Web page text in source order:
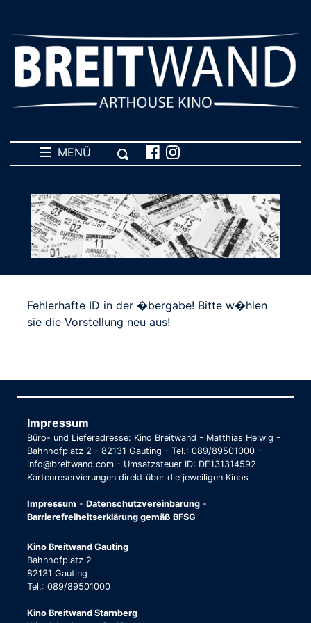
MENÜ
Fehlerhafte ID in der �bergabe! Bitte w�hlen
sie die Vorstellung neu aus!
Impressum
Büro- und Lieferadresse: Kino Breitwand - Matthias Helwig -
Bahnhofplatz 2 - 82131 Gauting - Tel.: 089/89501000 -
info@breitwand.com - Umsatzsteuer ID: DE131314592
Kartenreservierungen direkt über die jeweiligen Kinos
Impressum - Datenschutzvereinbarung -
Barrierefreiheitserklärung gemäß BFSG
Kino Breitwand Gauting
Bahnhofplatz 2
82131 Gauting
Tel.: 089/89501000
Kino Breitwand Starnberg